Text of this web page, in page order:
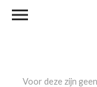
Voor deze zijn